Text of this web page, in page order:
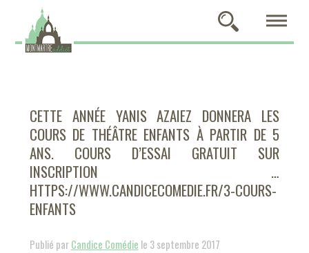
CETTE ANNÉE YANIS AZAIEZ DONNERA LES
COURS DE THÉÂTRE ENFANTS À PARTIR DE 5
ANS. COURS D’ESSAI GRATUIT SUR
INSCRIPTION …
HTTPS://WWW.CANDICECOMEDIE.FR/3-COURS-
ENFANTS
Publié parCandice Comédie le 3 septembre 2017